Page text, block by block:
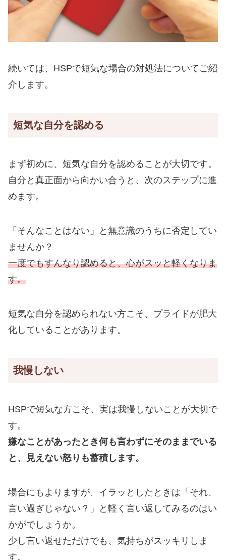
続いては、HSPで短気な場合の対処法についてご紹
介します。
短気な自分を認める
まず初めに、短気な自分を認めることが大切です。
自分と真正面から向かい合うと、次のステップに進
めます。
「そんなことはない」と無意識のうちに否定してい
ませんか？
一度でもすんなり認めると、心がスッと軽くなりま
す。
短気な自分を認められない方こそ、プライドが肥大
化していることがあります。
我慢しない
HSPで短気な方こそ、実は我慢しないことが大切で
す。
嫌なことがあったとき何も言わずにそのままでいる
と、見えない怒りも蓄積します。
場合にもよりますが、イラッとしたときは「それ、
言い過ぎじゃない？」と軽く言い返してみるのはい
かがでしょうか。
少し言い返せただけでも、気持ちがスッキリしま
す。